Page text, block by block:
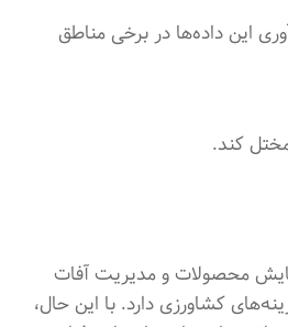
این داده‌ها در برخی مناطق
کند.
پایش محصولات و مدیریت آفات
کشاورزی دارد. با این حال،